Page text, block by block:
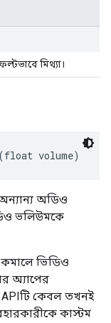
মিথ্যা।
(float volume)
অডিও
ভলিউমকে
ভিডিও
অ্যাপের
কেবল তখনই
কাস্টম